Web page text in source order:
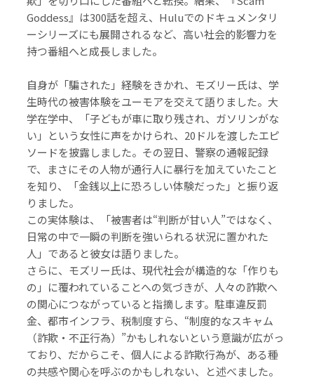
Goddess』は300話を超え、Huluでのドキュメンタリ
ーシリーズにも展開されるなど、高い社会的影響力を
持つ番組へと成長しました。
自身が「騙された」経験をきかれ、モズリー氏は、学
生時代の被害体験をユーモアを交えて語りました。大
学在学中、「子どもが車に取り残され、ガソリンがな
い」という女性に声をかけられ、20ドルを渡したエピ
ソードを披露しました。その翌日、警察の通報記録
で、まさにその人物が通行人に暴行を加えていたこと
を知り、「金銭以上に恐ろしい体験だった」と振り返
りました。
この実体験は、「被害者は“判断が甘い人”ではなく、
日常の中で一瞬の判断を強いられる状況に置かれた
人」であると彼女は語りました。
さらに、モズリー氏は、現代社会が構造的な「作りも
の」に覆われていることへの気づきが、人々の詐欺へ
の関心につながっていると指摘します。駐車違反罰
金、都市インフラ、税制度すら、“制度的なスキャム
（詐欺・不正行為）”かもしれないという意識が広がっ
ており、だからこそ、個人による詐欺行為が、ある種
の共感や関心を呼ぶのかもしれない、と述べました。